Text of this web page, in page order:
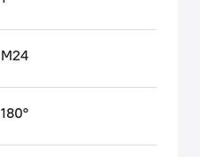
M24
180°